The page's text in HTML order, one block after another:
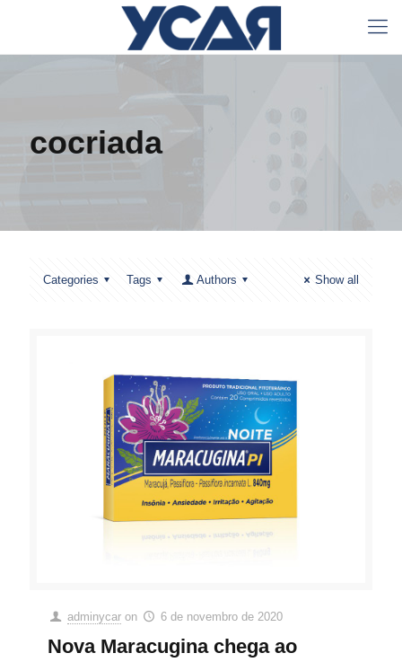
cocriada
Categories Tags Authors Show all
adminycar on 6 de novembro de 2020
Nova Maracugina chega ao